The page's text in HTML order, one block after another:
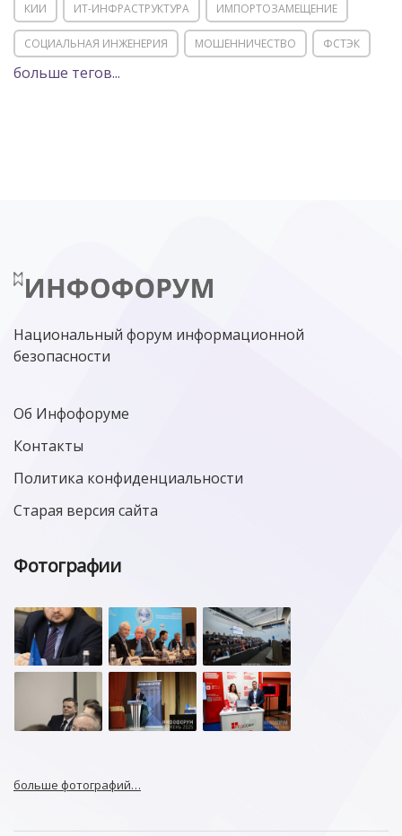
КИИ ИТ-ИНФРАСТРУКТУРА ИМПОРТОЗАМЕЩЕНИЕ
СОЦИАЛЬНАЯ ИНЖЕНЕРИЯ МОШЕННИЧЕСТВО ФСТЭК
POSITIVE TECHNOLOGIES
МИНЦИФРЫ РОССИИ NGFW
больше тегов...
Национальный форум информационной
безопасности
Об Инфофоруме
Контакты
Политика конфиденциальности
Старая версия сайта
Фотографии
больше фотографий…